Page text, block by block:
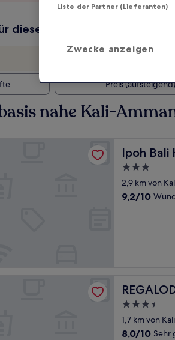
diese Daten
Morgen
Preis (aufsteigend)
nahe Kali-
Ipoh Bali
Ipoh Bali
3.0-
Sterne-
Unterkunft
2,9 km von
9.2
9,2/10
3.5-
Sterne-
Unterkunft
1,7 km von
8.0
8,0/10 Sehr
Liste der Partner (Lieferanten)
Zwecke anzeigen